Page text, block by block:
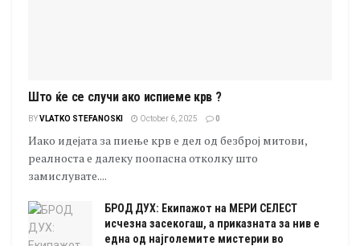
Што ќе се случи ако испиеме крв ?
BYVLATKO STEFANOSKI October 6, 2025 0
Иако идејата за пиење крв е дел од безброј митови,
реалноста е далеку поопасна отколку што
замислувате....
БРОД ДУХ: Екипажот на МЕРИ СЕЛЕСТ
исчезна засекогаш, а приказната за нив е
една од најголемите мистерии во